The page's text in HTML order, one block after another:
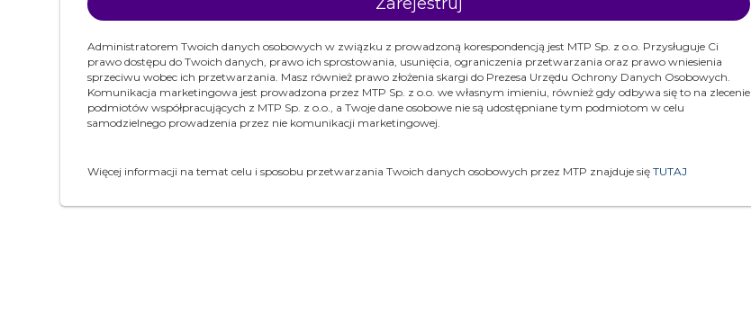
Administratorem Twoich danych osobowych w związku z prowadzoną korespondencją jest MTP Sp. z o.o. Przysługuje Ci
prawo dostępu do Twoich danych, prawo ich sprostowania, usunięcia, ograniczenia przetwarzania oraz prawo wniesienia
sprzeciwu wobec ich przetwarzania. Masz również prawo złożenia skargi do Prezesa Urzędu Ochrony Danych Osobowych.
Komunikacja marketingowa jest prowadzona przez MTP Sp. z o.o. we własnym imieniu, również gdy odbywa się to na zlecenie
podmiotów współpracujących z MTP Sp. z o.o., a Twoje dane osobowe nie są udostępniane tym podmiotom w celu
samodzielnego prowadzenia przez nie komunikacji marketingowej.
Więcej informacji na temat celu i sposobu przetwarzania Twoich danych osobowych przez MTP znajduje się TUTAJ